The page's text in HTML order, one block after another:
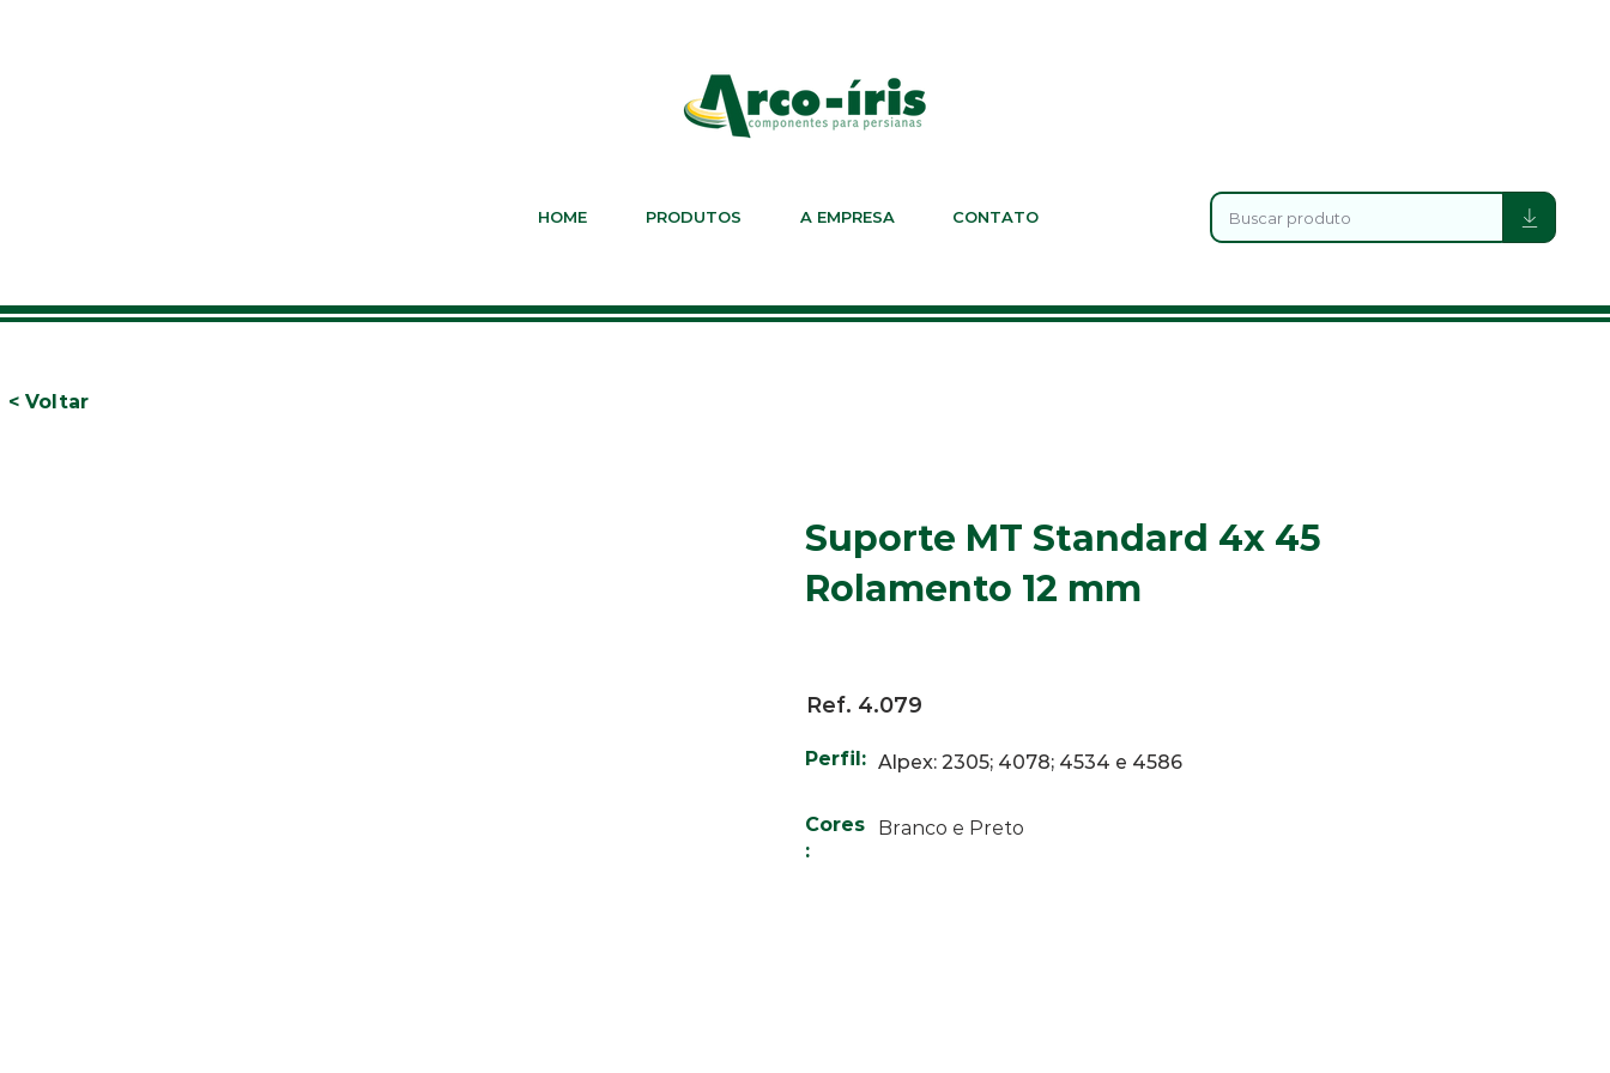
HOME PRODUTOS A EMPRESA CONTATO
< Voltar
Ref. 4.079
Suporte MT Standard 4x 45
Rolamento 12 mm
Perfil: Alpex: 2305; 4078; 4534 e 4586
Cores
:
Branco e Preto